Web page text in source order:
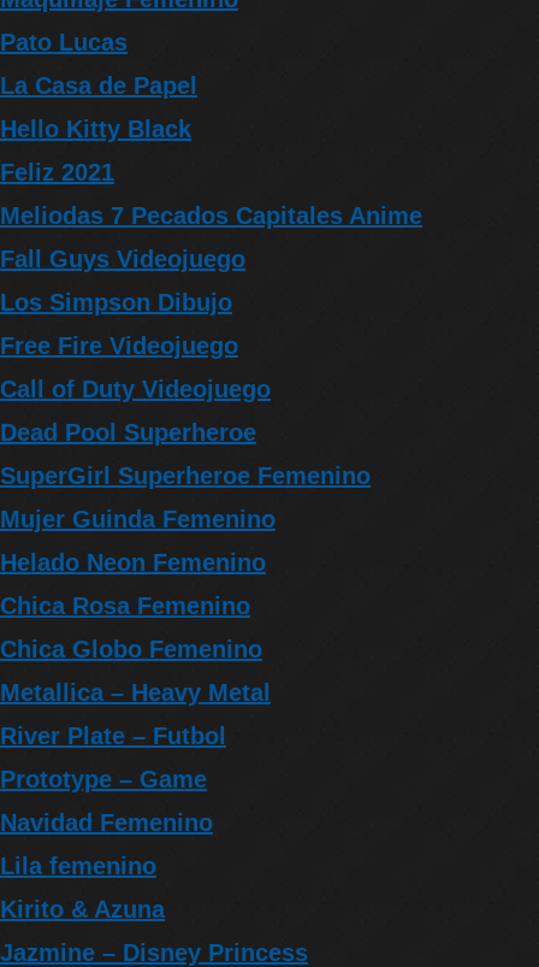
Pato Lucas
La Casa de Papel
Hello Kitty Black
Feliz 2021
Meliodas 7 Pecados Capitales Anime
Fall Guys Videojuego
Los Simpson Dibujo
Free Fire Videojuego
Call of Duty Videojuego
Dead Pool Superheroe
SuperGirl Superheroe Femenino
Mujer Guinda Femenino
Helado Neon Femenino
Chica Rosa Femenino
Chica Globo Femenino
Metallica – Heavy Metal
River Plate – Futbol
Prototype – Game
Navidad Femenino
Lila femenino
Kirito & Azuna
Jazmine – Disney Princess